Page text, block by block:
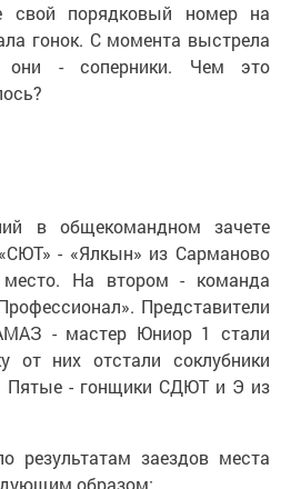
свой порядковый номер на
гонок. С момента выстрела
они - соперники. Чем это
в общекомандном зачете
- «Ялкын» из Сарманово
место. На втором - команда
Представители
- мастер Юниор 1 стали
от них отстали соклубники
- гонщики СДЮТ и Э из
результатам заездов места
образом: